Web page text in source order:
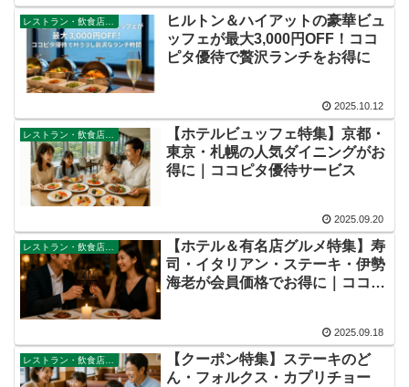
ヒルトン＆ハイアットの豪華ビュ
ッフェが最大3,000円OFF！ココ
ピタ優待で贅沢ランチをお得に
2025.10.12
【ホテルビュッフェ特集】京都・
東京・札幌の人気ダイニングがお
得に｜ココピタ優待サービス
2025.09.20
レストラン・飲食店・その他サービス
【ホテル＆有名店グルメ特集】寿
司・イタリアン・ステーキ・伊勢
海老が会員価格でお得に｜ココピ
2025.09.18
【クーポン特集】ステーキのど
ん・フォルクス・カプリチョー